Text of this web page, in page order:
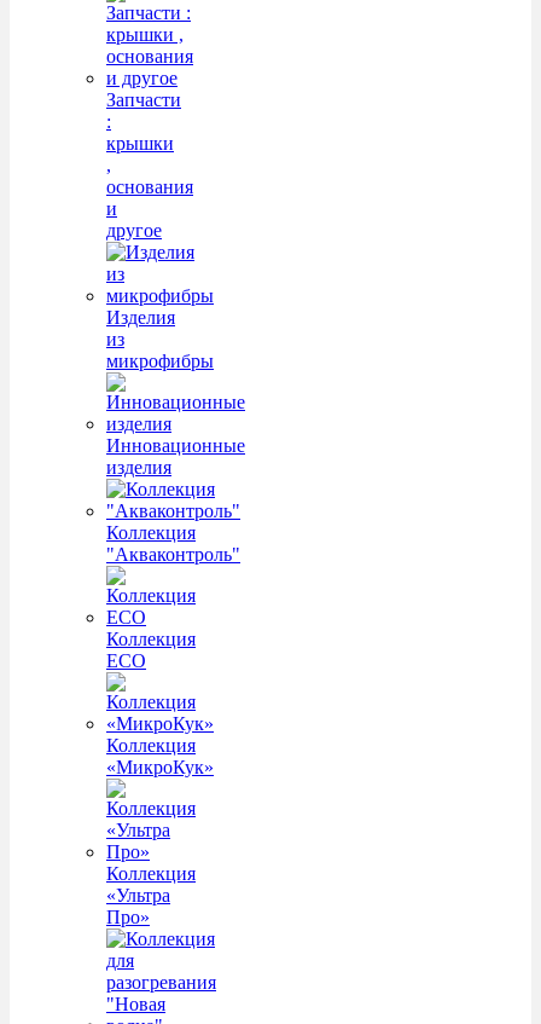
Запчасти
:
крышки
,
основания
и
другое
Изделия
из
микрофибры
Инновационные
изделия
Коллекция
"Акваконтроль"
Коллекция
ECO
Коллекция
«МикроКук»
Коллекция
«Ультра
Про»